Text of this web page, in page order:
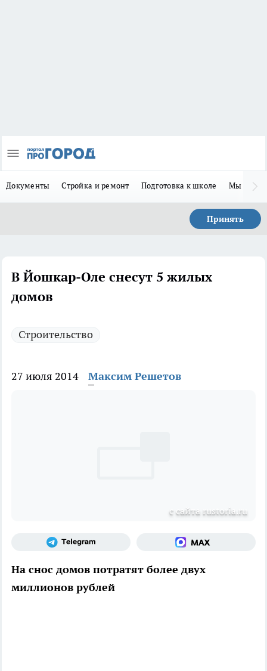
Документы Стройка и ремонт Подготовка к школе Мы в MAX
Принять
В Йошкар-Оле снесут 5 жилых
домов
Строительство
27 июля 2014 Максим Решетов
с сайта rustoria.ru
На снос домов потратят более двух
миллионов рублей